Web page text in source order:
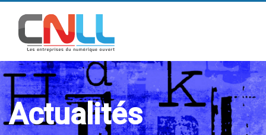
Actualités